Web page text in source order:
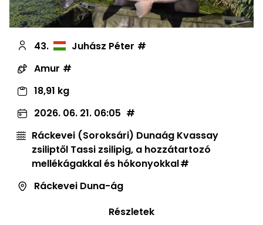
43.
Juhász Péter
Amur
18,91 kg
2026. 06. 21. 06:05
Ráckevei (Soroksári) Dunaág Kvassay
zsiliptől Tassi zsilipig, a hozzátartozó
mellékágakkal és hókonyokkal
Ráckevei Duna-ág
Részletek